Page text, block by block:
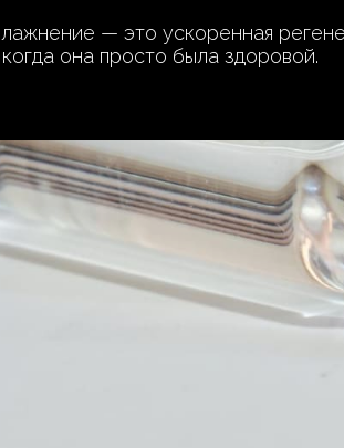
— это ускоренная
она просто была здоровой.